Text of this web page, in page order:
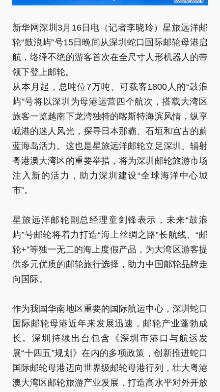
新华网深圳3月16日电（记者李晓玲）星旅远洋邮
轮“鼓浪屿”号15日晚间从深圳蛇口国际邮轮母港启
航，络绎不绝的游客首次在全尺寸人形机器人的带
领下登上邮轮。
从本月起，总吨位7万吨、可载客1800人的“鼓浪
屿”号将以深圳为母港运营四个航次，搭载大湾区
旅客一览越南下龙湾独特的喀斯特海滨风情，纵享
岘港的迷人风光，探寻日本那霸、石垣和宫古的蔚
蓝海岛活力。这也是星旅远洋邮轮立足深圳、辐射
粤港澳大湾区的重要举措，将为深圳邮轮旅游市场
注入新的活力，助力深圳建设“全球海洋中心城
市”。
星旅远洋邮轮副总经理童剑锋表示，未来“鼓浪
屿”号邮轮将着力打造“海上丝绸之路”长航线、“邮
轮+”等独一无二的海上度假产品，为大湾区游客提
供多元优质的邮轮旅行选择，助力中国邮轮品牌走
向国际。
作为我国华南地区重要的国际航运中心，深圳蛇口
国际邮轮母港近年来发展迅速，邮轮产业蓬勃成
长。深圳持续出台包含《深圳市港口与航运发
展“十四五”规划》在内的多项政策，创新推进蛇口
国际邮轮母港迈向世界级邮轮母港行列，壮大粤港
澳大湾区邮轮旅游产业发展，打造高水平对外开放